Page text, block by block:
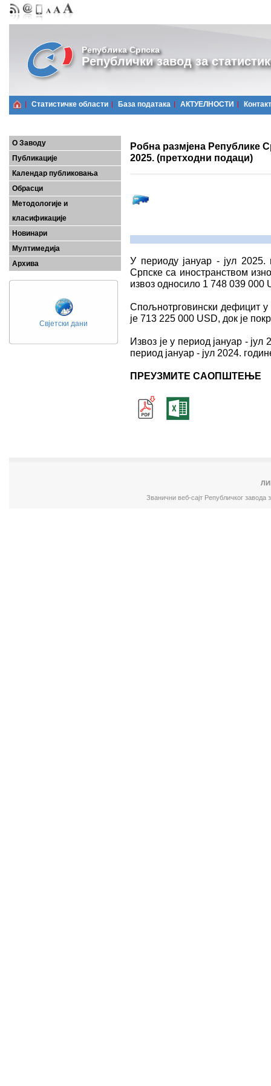
Република Српска
Републички завод за
Статистичке области Базa података АКТУЕЛНОСТИ Контакт
О Заводу
Публикације
Календар публиковања
Обрасци
Методологије и
класификације
Новинари
Мултимедија
Архива
Свјетски дани
Робна размјена Републике
2025. (претходни подаци)
У периоду јануар - јул 2025.
Српске са иностранством
извоз односило 1 748 039
Спољнотрговински дефицит у
је 713 225 000 USD, док је
Извоз је у период јануар -
период јануар - јул 2024.
ПРЕУЗМИТЕ САОПШТЕЊЕ
Званични веб-сајт Републичког